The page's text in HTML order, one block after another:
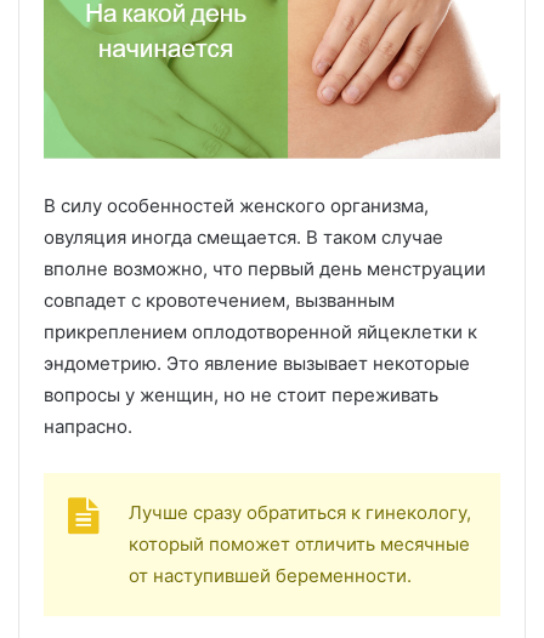
В силу особенностей женского организма,
овуляция иногда смещается. В таком случае
вполне возможно, что первый день менструации
совпадет с кровотечением, вызванным
прикреплением оплодотворенной яйцеклетки к
эндометрию. Это явление вызывает некоторые
вопросы у женщин, но не стоит переживать
напрасно.
Лучше сразу обратиться к гинекологу,
который поможет отличить месячные
от наступившей беременности.